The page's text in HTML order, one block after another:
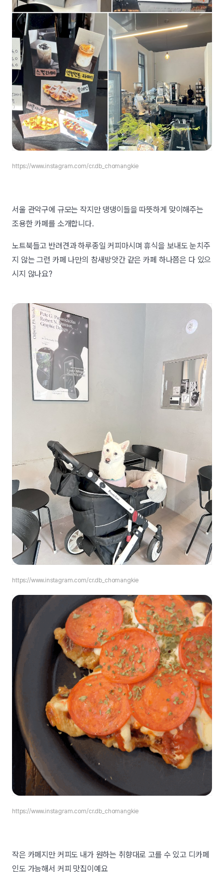
https://www.instagram.com/cr.db_chomangkie
서울 관악구에 규모는 작지만 댕댕이들을 따뜻하게 맞이해주는
조용한 카페를 소개합니다.
노트북들고 반려견과 하루종일 커피마시며 휴식을 보내도 눈치주
지 않는 그런 카페 나만의 참새방앗간 같은 카페 하나쯤은 다 있으
시지 않나요?
https://www.instagram.com/cr.db_chomangkie
https://www.instagram.com/cr.db_chomangkie
작은 카페지만 커피도 내가 원하는 취향대로 고를 수 있고 디카페
인도 가능해서 커피 맛집이예요